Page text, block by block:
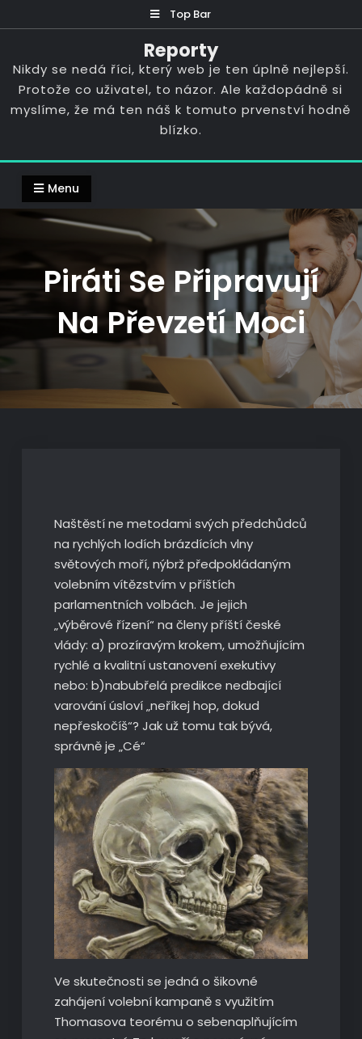
to
Top Bar
Reporty
Nikdy se nedá říci, který web je ten úplně nejlepší.
Protože co uživatel, to názor. Ale každopádně si
myslíme, že má ten náš k tomuto prvenství hodně
blízko.
Menu
Piráti Se Připravují
Na Převzetí Moci
Naštěstí ne metodami svých předchůdců
na rychlých lodích brázdících vlny
světových moří, nýbrž předpokládaným
volebním vítězstvím v příštích
parlamentních volbách. Je jejich
„výběrové řízení“ na členy příští české
vlády: a) prozíravým krokem, umožňujícím
rychlé a kvalitní ustanovení exekutivy
nebo: b)nabubřelá predikce nedbající
varování úsloví „neříkej hop, dokud
nepřeskočíš“? Jak už tomu tak bývá,
správně je „Cé“
Ve skutečnosti se jedná o šikovné
zahájení volební kampaně s využitím
Thomasova teorému o sebenaplňujícím